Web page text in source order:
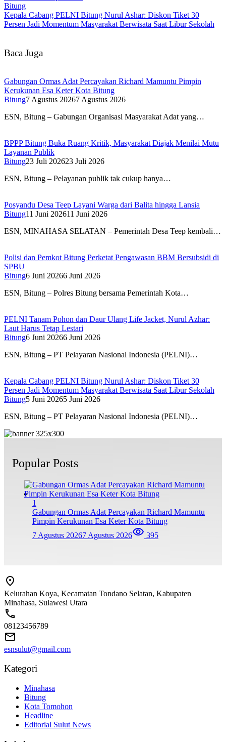
Bitung
Kepala Cabang PELNI Bitung Nurul Ashar: Diskon Tiket 30
Persen Jadi Momentum Masyarakat Berwisata Saat Libur Sekolah
Baca Juga
Gabungan Ormas Adat Percayakan Richard Mamuntu Pimpin
Kerukunan Esa Keter Kota Bitung
Bitung7 Agustus 20267 Agustus 2026
ESN, Bitung – Gabungan Organisasi Masyarakat Adat yang…
BPPP Bitung Buka Ruang Kritik, Masyarakat Diajak Menilai Mutu
Layanan Publik
Bitung23 Juli 202623 Juli 2026
ESN, Bitung – Pelayanan publik tak cukup hanya…
Posyandu Desa Teep Layani Warga dari Balita hingga Lansia
Bitung11 Juni 202611 Juni 2026
ESN, MINAHASA SELATAN – Pemerintah Desa Teep kembali…
Polisi dan Pemkot Bitung Perketat Pengawasan BBM Bersubsidi di
SPBU
Bitung6 Juni 20266 Juni 2026
ESN, Bitung – Polres Bitung bersama Pemerintah Kota…
PELNI Tanam Pohon dan Daur Ulang Life Jacket, Nurul Azhar:
Laut Harus Tetap Lestari
Bitung6 Juni 20266 Juni 2026
ESN, Bitung – PT Pelayaran Nasional Indonesia (PELNI)…
Kepala Cabang PELNI Bitung Nurul Ashar: Diskon Tiket 30
Persen Jadi Momentum Masyarakat Berwisata Saat Libur Sekolah
Bitung5 Juni 20265 Juni 2026
ESN, Bitung – PT Pelayaran Nasional Indonesia (PELNI)…
Popular Posts
1
Gabungan Ormas Adat Percayakan Richard Mamuntu
Pimpin Kerukunan Esa Keter Kota Bitung
7 Agustus 20267 Agustus 2026 395
Kelurahan Koya, Kecamatan Tondano Selatan, Kabupaten
Minahasa, Sulawesi Utara
08123456789
esnsulut@gmail.com
Kategori
Minahasa
Bitung
Kota Tomohon
Headline
Editorial Sulut News